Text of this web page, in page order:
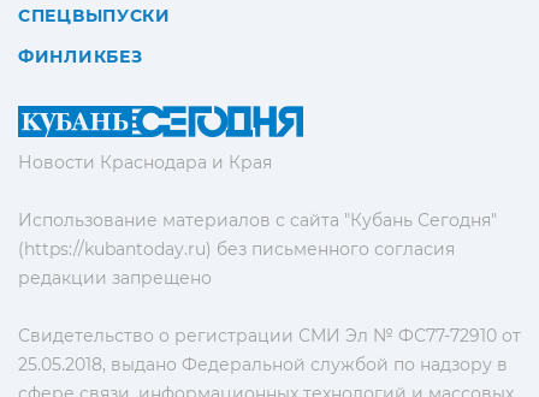
Новости Краснодара и Края
Использование материалов с сайта "Кубань Сегодня"
(https://kubantoday.ru) без письменного согласия
редакции запрещено
Свидетельство о регистрации СМИ Эл № ФС77-72910 от
25.05.2018, выдано Федеральной службой по надзору в
СПЕЦВЫПУСКИ
ФИНЛИКБЕЗ